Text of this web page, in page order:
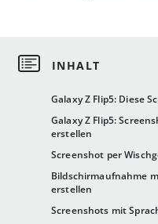
Galaxy Z Flip5: Diese
Galaxy Z Flip5:
erstellen
Screenshot per
Bildschirmaufnahme
erstellen
Screenshots mit